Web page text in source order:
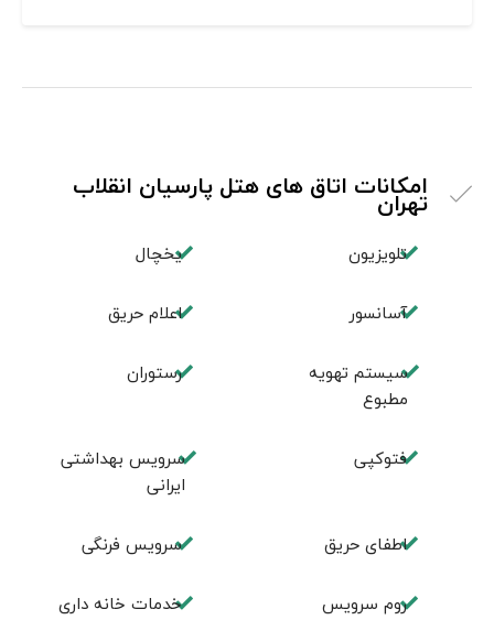
امکانات اتاق های هتل پارسیان انقلاب
تهران
تلویزیون یخچال
آسانسور اعلام حریق
سیستم تهویه
مطبوع
رستوران
فتوکپی
سرویس بهداشتی
ایرانی
اطفای حریق سرویس فرنگی
روم سرويس خدمات خانه داری